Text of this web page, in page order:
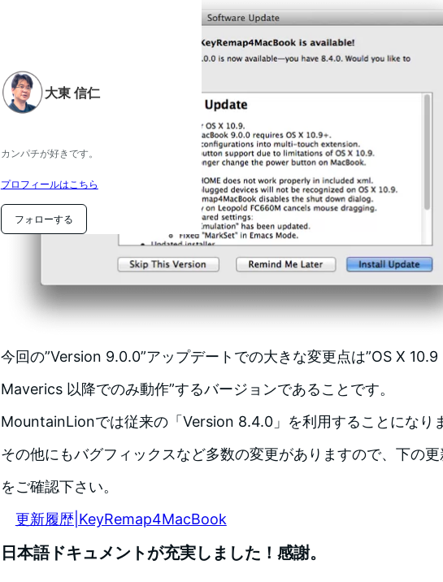
大東 信仁
カンパチが好きです。
プロフィールはこちら
フォローする
今回の”Version 9.0.0”アップデートでの大きな変更点は”OS X 10.9
Maverics 以降でのみ動作”するバージョンであることです。
MountainLionでは従来の「Version 8.4.0」を利用することになり
その他にもバグフィックスなど多数の変更がありますので、下の
をご確認下さい。
更新履歴|KeyRemap4MacBook
日本語ドキュメントが充実しました！感謝。